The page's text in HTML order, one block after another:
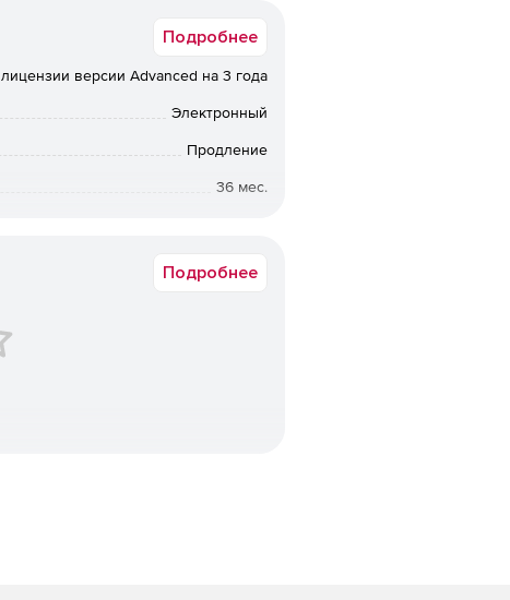
и контроля политик
безопасности и эффективный
ПО в режиме реального
может развертывать защиту
непрерывно обновляться, по
Подробнее
версии Advanced на 3 года
Электронный
Продление
36 мес.
Подробнее